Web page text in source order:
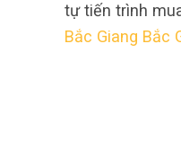
tự tiến trình
Bắc Giang Bắc